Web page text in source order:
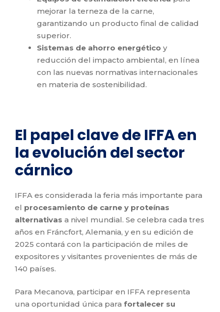
mejorar la terneza de la carne,
garantizando un producto final de calidad
superior.
Sistemas de ahorro energético y
reducción del impacto ambiental, en línea
con las nuevas normativas internacionales
en materia de sostenibilidad.
El papel clave de IFFA en
la evolución del sector
cárnico
IFFA es considerada la feria más importante para
el procesamiento de carne y proteínas
alternativas a nivel mundial. Se celebra cada tres
años en Fráncfort, Alemania, y en su edición de
2025 contará con la participación de miles de
expositores y visitantes provenientes de más de
140 países.
Para Mecanova, participar en IFFA representa
una oportunidad única para fortalecer su